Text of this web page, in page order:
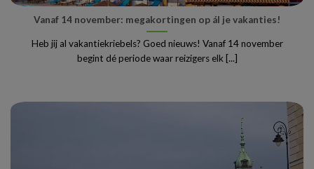
Vanaf 14 november: megakortingen op ál je vakanties!
Heb jij al vakantiekriebels? Goed nieuws! Vanaf 14 november
begint dé periode waar reizigers elk [...]